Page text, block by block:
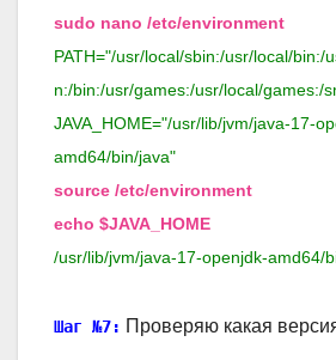
sudo nano /etc/environment
PATH="/usr/local/sbin:/usr/local/bin:/
n:/bin:/usr/games:/usr/local/games:/
JAVA_HOME="/usr/lib/jvm/java-17-
amd64/bin/java"
source /etc/environment
echo $JAVA_HOME
/usr/lib/jvm/java-17-openjdk-amd64/
Шаг №7: Проверяю какая